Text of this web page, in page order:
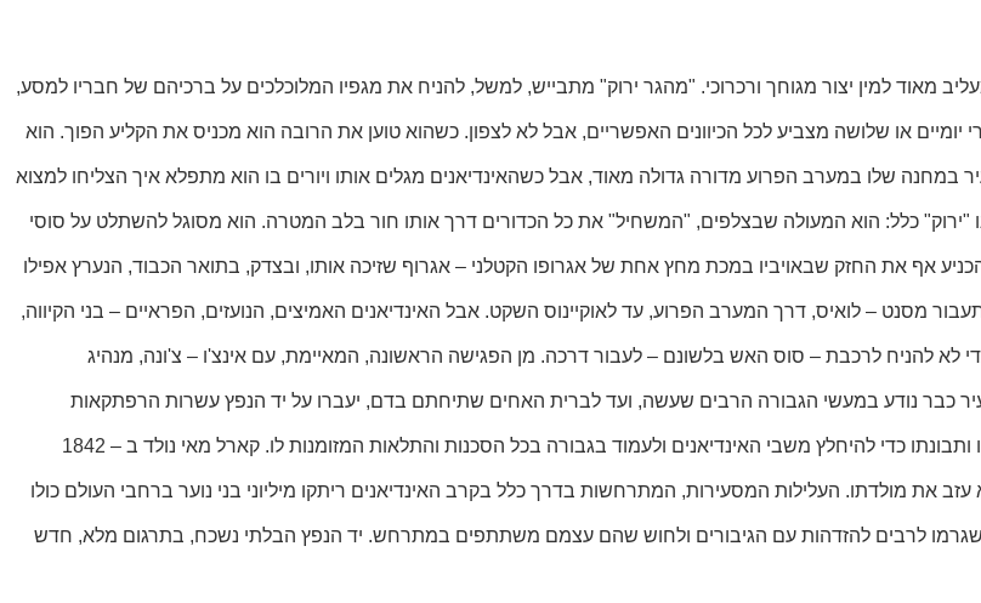
מאוד למין יצור מגוחך ורכרוכי. "מהגר ירוק" מתבייש, למשל, להניח את מגפיו המלוכלכים על ברכיהם של חבריו למסע,
או שלושה מצביע לכל הכיוונים האפשריים, אבל לא לצפון. כשהוא טוען את הרובה הוא מכניס את הקליע הפוך. הוא
שלו במערב הפרוע מדורה גדולה מאוד, אבל כשהאינדיאנים מגלים אותו ויורים בו הוא מתפלא איך הצליחו למצוא
"ירוק" כלל: הוא המעולה שבצלפים, "המשחיל" את כל הכדורים דרך אותו חור בלב המטרה. הוא מסוגל להשתלט על סוסי
אף את החזק שבאויביו במכת מחץ אחת של אגרופו הקטלני – אגרוף שזיכה אותו, ובצדק, בתואר הכבוד, הנערץ אפילו
מסנט – לואיס, דרך המערב הפרוע, עד לאוקיינוס השקט. אבל האינדיאנים האמיצים, הנועזים, הפראיים – בני הקיווה,
לא להניח לרכבת – סוס האש בלשונם – לעבור דרכה. מן הפגישה הראשונה, המאיימת, עם אינצ'ו – צ'ונה, מנהיג
כבר נודע במעשי הגבורה הרבים שעשה, ועד לברית האחים שתיחתם בדם, יעברו על יד הנפץ עשרות הרפתקאות
מסמרות שיער, לא אחת יראה את מותו ממש לנגד עיניו, הוא ייאלץ לגייס את כל כוחו ותבונתו כדי להיחלץ משבי האינדיאנים ולעמוד בגבורה בכל הסכנות והתלאות המזומנות לו. קארל מאי נולד ב – 1842
לא עזב את מולדתו. העלילות המסעירות, המתרחשות בדרך כלל בקרב האינדיאנים ריתקו מיליוני בני נוער ברחבי העולם כולו
שגרמו לרבים להזדהות עם הגיבורים ולחוש שהם עצמם משתתפים במתרחש. יד הנפץ הבלתי נשכח, בתרגום מלא, חדש